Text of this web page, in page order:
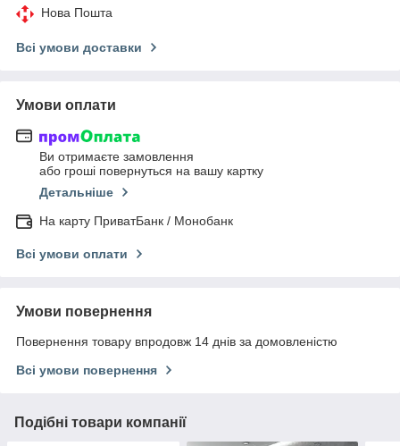
Нова Пошта
Всі умови доставки
Умови оплати
Ви отримаєте замовлення
або гроші повернуться на вашу картку
Детальніше
На карту ПриватБанк / Монобанк
Всі умови оплати
Умови повернення
Повернення товару впродовж 14 днів за домовленістю
Всі умови повернення
Подібні товари компанії